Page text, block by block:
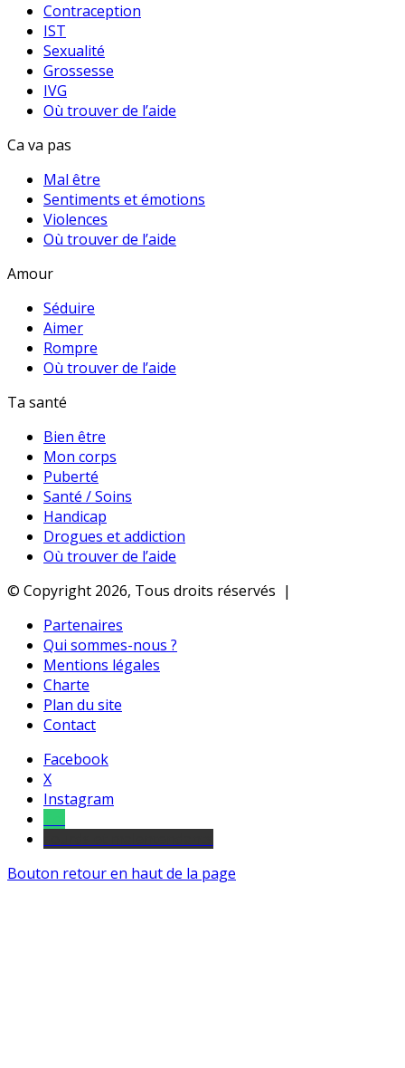
Contraception
IST
Sexualité
Grossesse
IVG
Où trouver de l’aide
Ca va pas
Mal être
Sentiments et émotions
Violences
Où trouver de l’aide
Amour
Séduire
Aimer
Rompre
Où trouver de l’aide
Ta santé
Bien être
Mon corps
Puberté
Santé / Soins
Handicap
Drogues et addiction
Où trouver de l’aide
© Copyright 2026, Tous droits réservés |
Partenaires
Qui sommes-nous ?
Mentions légales
Charte
Plan du site
Contact
Facebook
X
Instagram
Bouton retour en haut de la page